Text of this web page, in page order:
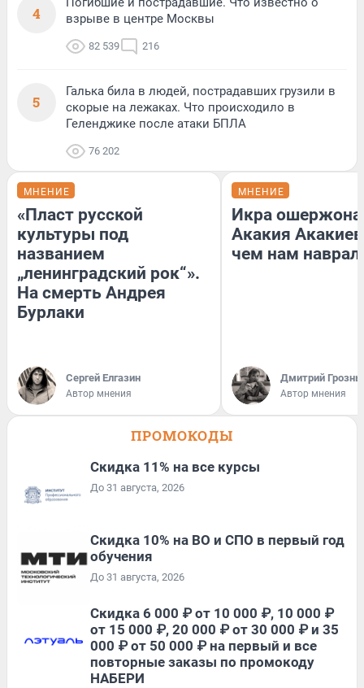
4
взрыве в центре Москвы
82 539 216
5
Галька била в людей, пострадавших грузили в
скорые на лежаках. Что происходило в
Геленджике после атаки БПЛА
76 202
МНЕНИЕ
«Пласт русской
культуры под
названием
„ленинградский рок“».
На смерть Андрея
Бурлаки
Сергей Елгазин
Автор мнения
МНЕНИЕ
Икра
Акакия
чем нам
Дмитрий
Автор мнения
ПРОМОКОДЫ
Скидка 11% на все курсы
До 31 августа, 2026
Скидка 10% на ВО и СПО в первый год
обучения
До 31 августа, 2026
Скидка 6 000 ₽ от 10 000 ₽, 10 000 ₽
от 15 000 ₽, 20 000 ₽ от 30 000 ₽ и 35
000 ₽ от 50 000 ₽ на первый и все
повторные заказы по промокоду
НАБЕРИ